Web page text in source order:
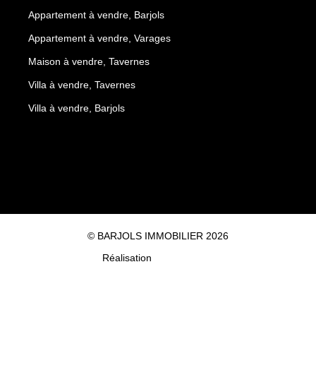
Appartement à vendre, Barjols
Appartement à vendre, Varages
Maison à vendre, Tavernes
Villa à vendre, Tavernes
Villa à vendre, Barjols
© BARJOLS IMMOBILIER 2026
Réalisation